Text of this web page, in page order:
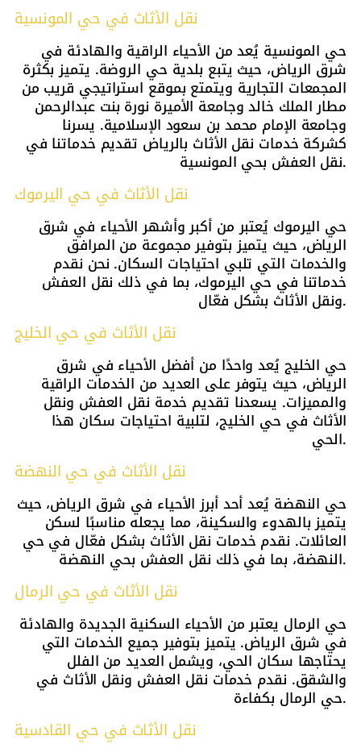
نقل الأثاث في حي المونسية
حي المونسية يُعد من الأحياء الراقية والهادئة في
شرق الرياض، حيث يتبع بلدية حي الروضة. يتميز بكثرة
المجمعات التجارية ويتمتع بموقع استراتيجي قريب من
مطار الملك خالد وجامعة الأميرة نورة بنت عبدالرحمن
وجامعة الإمام محمد بن سعود الإسلامية. يسرنا
كشركة خدمات نقل الأثاث بالرياض تقديم خدماتنا في
نقل العفش بحي المونسية.
نقل الأثاث في حي اليرموك
حي اليرموك يُعتبر من أكبر وأشهر الأحياء في شرق
الرياض، حيث يتميز بتوفير مجموعة من المرافق
والخدمات التي تلبي احتياجات السكان. نحن نقدم
خدماتنا في حي اليرموك، بما في ذلك نقل العفش
ونقل الأثاث بشكل فعّال.
نقل الأثاث في حي الخليج
حي الخليج يُعد واحدًا من أفضل الأحياء في شرق
الرياض، حيث يتوفر على العديد من الخدمات الراقية
والمميزات. يسعدنا تقديم خدمة نقل العفش ونقل
الأثاث في حي الخليج، لتلبية احتياجات سكان هذا
الحي.
نقل الأثاث في حي النهضة
حي النهضة يُعد أحد أبرز الأحياء في شرق الرياض، حيث
يتميز بالهدوء والسكينة، مما يجعله مناسبًا لسكن
العائلات. نقدم خدمات نقل الأثاث بشكل فعّال في حي
النهضة، بما في ذلك نقل العفش بحي النهضة.
نقل الأثاث في حي الرمال
حي الرمال يعتبر من الأحياء السكنية الجديدة والهادئة
في شرق الرياض. يتميز بتوفير جميع الخدمات التي
يحتاجها سكان الحي، ويشمل العديد من الفلل
والشقق. نقدم خدمات نقل العفش ونقل الأثاث في
حي الرمال بكفاءة.
نقل الأثاث في حي القادسية